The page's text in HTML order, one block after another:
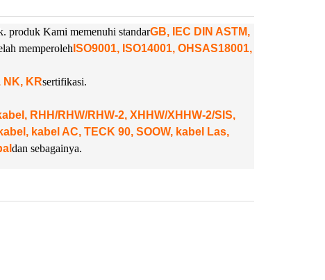
produk Kami memenuhi standarGB, IEC DIN ASTM,
memperoleh ISO9001, ISO14001, OHSAS18001,
NK, KRsertifikasi.
RHH/RHW/RHW-2, XHHW/XHHW-2/SIS,
kabel AC, TECK 90, SOOW, kabel Las,
dan sebagainya.